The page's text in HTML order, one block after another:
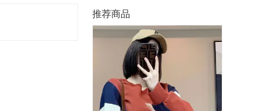
推荐商品